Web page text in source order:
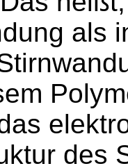
als
des